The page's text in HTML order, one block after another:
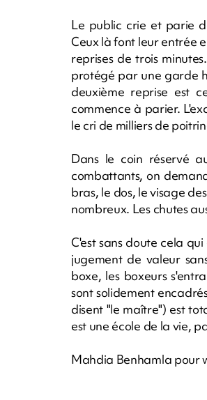
Le public crie et parie
Ceux là font leur entrée
reprises de trois
protégé par une garde
deuxième reprise est
commence à parier.
le cri de milliers de
Dans le coin réservé
combattants, on
bras, le dos, le visage
nombreux. Les chutes
C'est sans doute cela
jugement de valeur
boxe, les boxeurs
sont solidement
disent "le maître") est
est une école de la vie,
Mahdia Benhamla pour